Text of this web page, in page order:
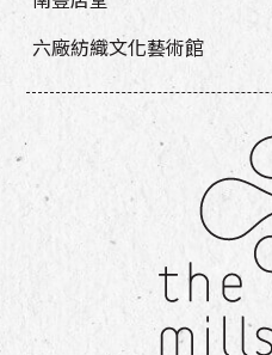
六廠紡織文化藝術館